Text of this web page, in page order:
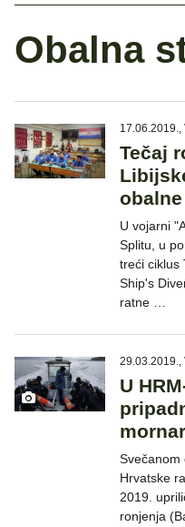
Obalna
17.06.2019.,
Tečaj
U vojarni
Splitu, u
treći ciklus
Ship's
ratne …
29.03.2019.,
U
Svečanom
Hrvatske
2019.
ronjenja